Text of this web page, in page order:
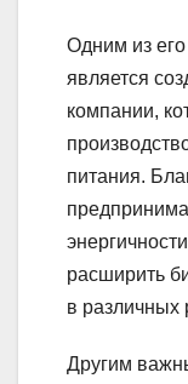
Одним из
является
компании,
питания.
расширить
в различных
Другим